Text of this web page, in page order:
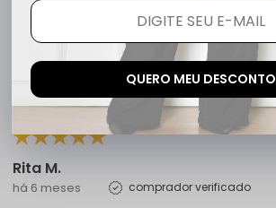
5.0
2 avaliações
Rita M.
há 6 meses comprador verificado
QUERO MEU DESCONTO